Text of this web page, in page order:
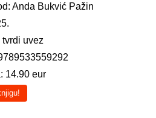
Anda Bukvić Pažin
tvrdi uvez
14.90 eur